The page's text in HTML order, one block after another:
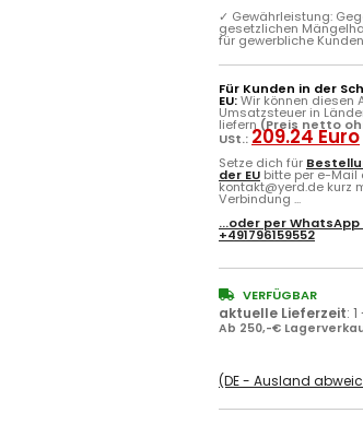
✓ Gewährleistung:
gesetzlichen
für gewerbliche
Für Kunden in der
EU:Wir können diesen
Umsatzsteuer in
liefern (Preis netto
USt.: 209.24 Euro
Setze dich für
der EU bitte per e-Mail
kontakt@yerd.de kurz
Verbindung ...
...oder perWhatsApp
+491796159552
VERFÜGBAR
aktuelle Lieferzeit:
Ab 250,-€
(DE - Ausland